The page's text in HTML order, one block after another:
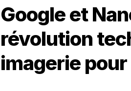
Google et
révolution
imagerie